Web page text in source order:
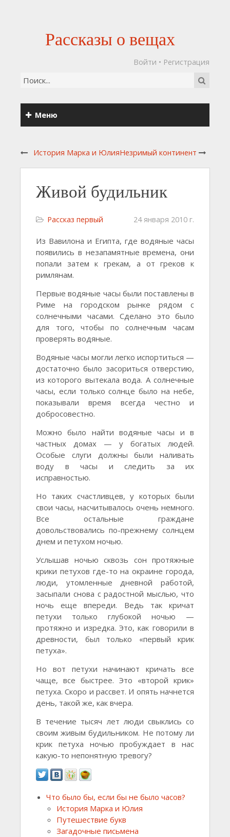
Рассказы о вещах
Войти • Регистрация
Меню
История Марка и ЮлияНезримый континент
Живой будильник
Рассказ первый 24 января 2010 г.
Из Вавилона и Египта, где водяные часы
появились в незапамятные времена, они
попали затем к грекам, а от греков к
римлянам.
Первые водяные часы были поставлены в
Риме на городском рынке рядом с
солнечными часами. Сделано это было
для того, чтобы по солнечным часам
проверять водяные.
Водяные часы могли легко испортиться —
достаточно было засориться отверстию,
из которого вытекала вода. А солнечные
часы, если только солнце было на небе,
показывали время всегда честно и
добросовестно.
Можно было найти водяные часы и в
частных домах — у богатых людей.
Особые слуги должны были наливать
воду в часы и следить за их
исправностью.
Но таких счастливцев, у которых были
свои часы, насчитывалось очень немного.
Все остальные граждане
довольствовались по-прежнему солнцем
днем и петухом ночью.
Услышав ночью сквозь сон протяжные
крики петухов где-то на окраине города,
люди, утомленные дневной работой,
засыпали снова с радостной мыслью, что
ночь еще впереди. Ведь так кричат
петухи только глубокой ночью —
протяжно и изредка. Это, как говорили в
древности, был только «первый крик
петуха».
Но вот петухи начинают кричать все
чаще, все быстрее. Это «второй крик»
петуха. Скоро и рассвет. И опять начнется
день, такой же, как вчера.
В течение тысяч лет люди свыклись со
своим живым будильником. Не потому ли
крик петуха ночью пробуждает в нас
какую-то непонятную тревогу?
Что было бы, если бы не было часов?
История Марка и Юлия
Путешествие букв
Загадочные письмена